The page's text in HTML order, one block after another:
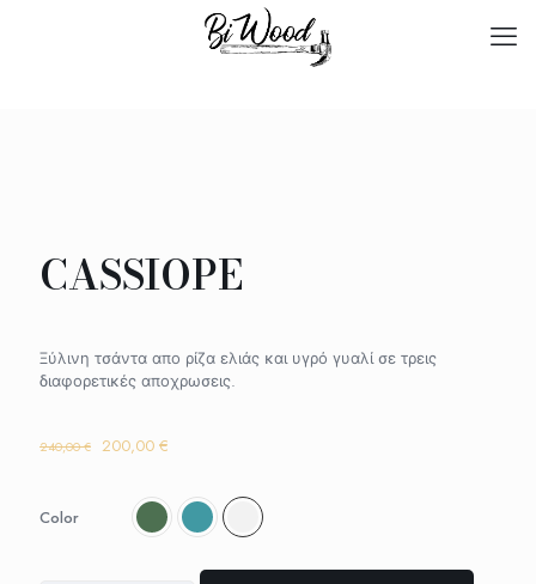
CASSIOPE
Ξύλινη τσάντα απο ρίζα ελιάς και υγρό γυαλί σε τρεις
διαφορετικές αποχρωσεις.
240,00€
Original
240,00 €.
200,00 €
είναι:
200,00 €.
Color